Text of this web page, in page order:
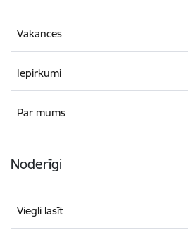
Vakances
Iepirkumi
Par mums
Noderīgi
Viegli lasīt